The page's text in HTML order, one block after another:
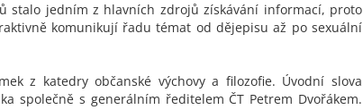
stalo jedním z hlavních zdrojů získávání informací, proto
komunikují řadu témat od dějepisu až po sexuální
z katedry občanské výchovy a filozofie. Úvodní slova
společně s generálním ředitelem ČT Petrem Dvořákem.